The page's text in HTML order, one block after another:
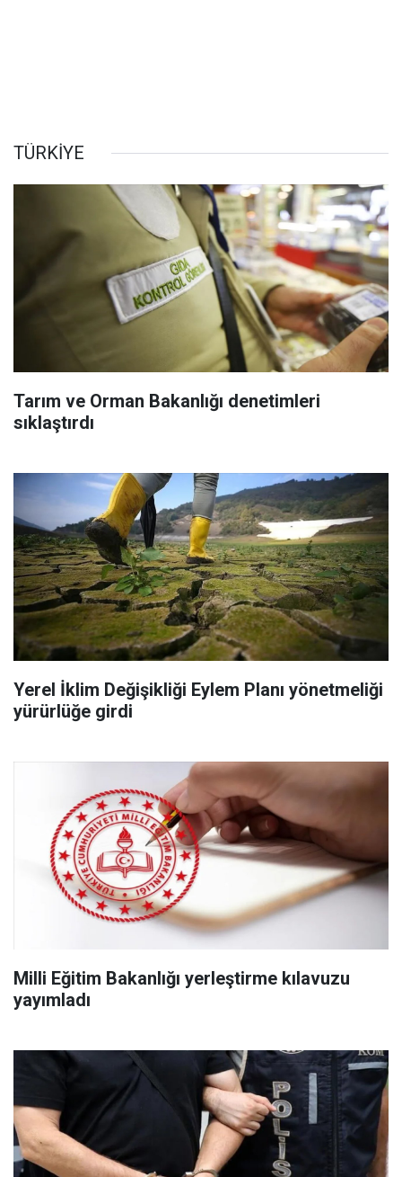
TÜRKİYE
Tarım ve Orman Bakanlığı denetimleri
sıklaştırdı
Yerel İklim Değişikliği Eylem Planı yönetmeliği
yürürlüğe girdi
Milli Eğitim Bakanlığı yerleştirme kılavuzu
yayımladı